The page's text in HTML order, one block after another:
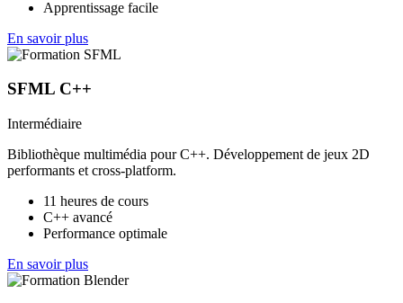
Apprentissage facile
En savoir plus
SFML C++
Intermédiaire
Bibliothèque multimédia pour C++. Développement de jeux 2D
performants et cross-platform.
11 heures de cours
C++ avancé
Performance optimale
En savoir plus